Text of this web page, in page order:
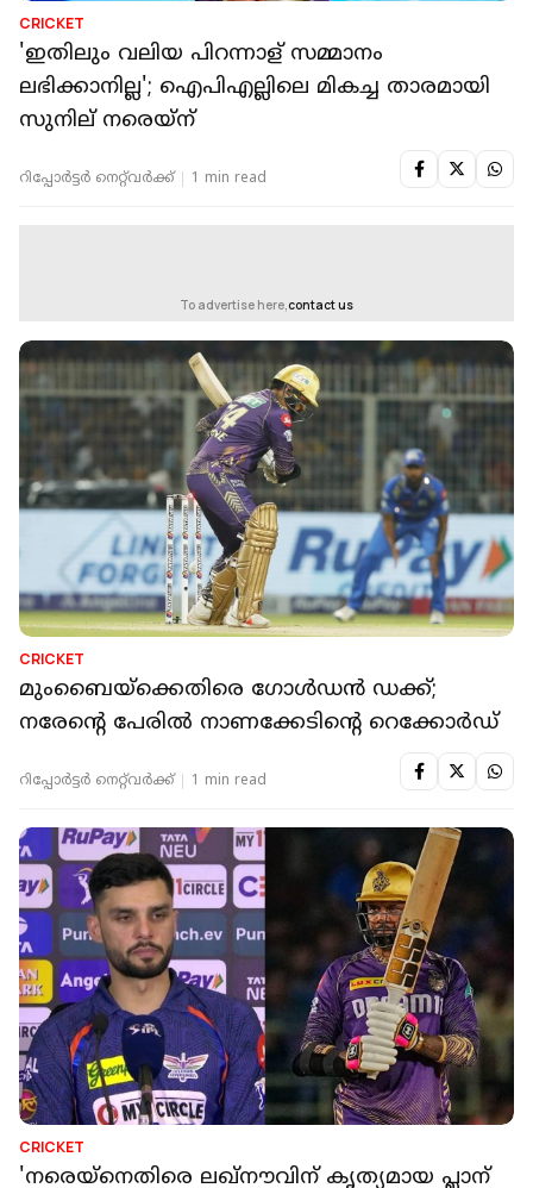
CRICKET
'ഇതിലും വലിയ പിറന്നാള് സമ്മാനം
ലഭിക്കാനില്ല'; ഐപിഎല്ലിലെ മികച്ച താരമായി
സുനില് നരെയ്ന്
റിപ്പോർട്ടർ നെറ്റ്‌വര്‍ക്ക്‌ 1 min read
To advertise here, contact us
CRICKET
മുംബൈയ്ക്കെതിരെ ഗോൾഡൻ ഡക്ക്;
നരേന്റെ പേരിൽ നാണക്കേടിന്റെ റെക്കോർഡ്
റിപ്പോർട്ടർ നെറ്റ്‌വര്‍ക്ക്‌ 1 min read
CRICKET
'നരെയ്നെതിരെ ലഖ്നൗവിന് കൃത്യമായ പ്ലാന്